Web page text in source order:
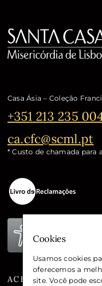
Casa Ásia – Coleção
Telefone:
+351 213 235
Email:
ca.cfc@scml.pt
* Custo de chamada para
ACESSIBILIDADE
Cookies
Usamos cookies
oferecemos a
site. Você pode